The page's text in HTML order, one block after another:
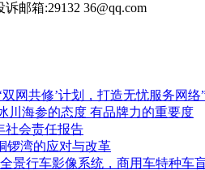
邮箱:29132 36@qq.com
网共修’计划，打造无忧服务网络
川海参的态度 有品牌力的重要度
社会责任报告
锣湾的应对与改革
景行车影像系统，商用车特种车